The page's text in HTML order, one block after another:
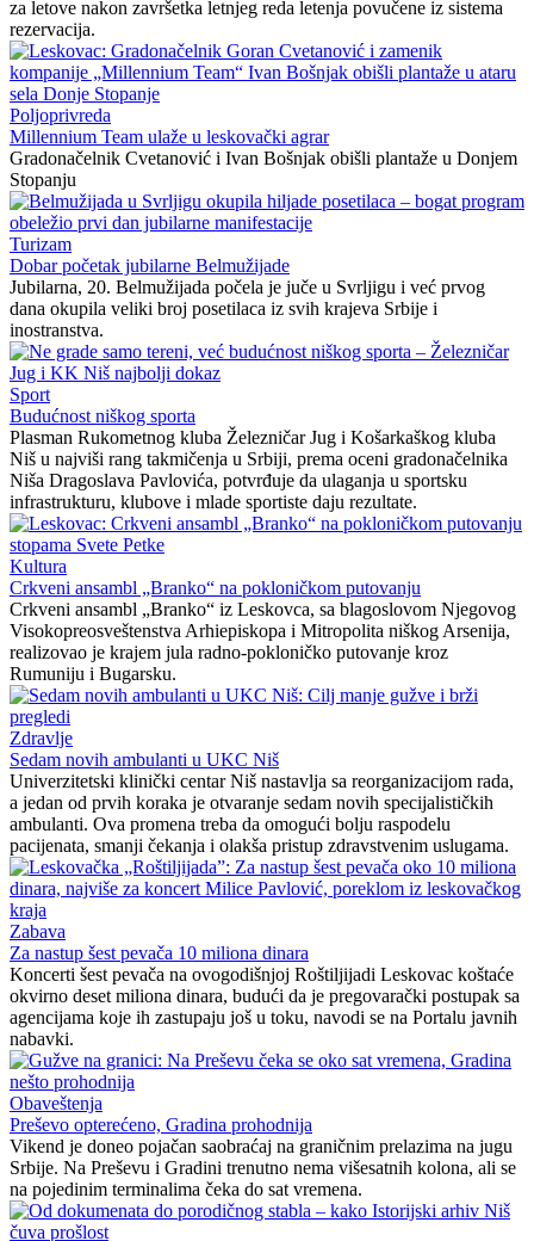
za letove nakon završetka letnjeg reda letenja povučene iz sistema
rezervacija.
Poljoprivreda
Millennium Team ulaže u leskovački agrar
Gradonačelnik Cvetanović i Ivan Bošnjak obišli plantaže u Donjem
Stopanju
Turizam
Dobar početak jubilarne Belmužijade
Jubilarna, 20. Belmužijada počela je juče u Svrljigu i već prvog
dana okupila veliki broj posetilaca iz svih krajeva Srbije i
inostranstva.
Sport
Budućnost niškog sporta
Plasman Rukometnog kluba Železničar Jug i Košarkaškog kluba
Niš u najviši rang takmičenja u Srbiji, prema oceni gradonačelnika
Niša Dragoslava Pavlovića, potvrđuje da ulaganja u sportsku
infrastrukturu, klubove i mlade sportiste daju rezultate.
Kultura
Crkveni ansambl „Branko“ na pokloničkom putovanju
Crkveni ansambl „Branko“ iz Leskovca, sa blagoslovom Njegovog
Visokopreosveštenstva Arhiepiskopa i Mitropolita niškog Arsenija,
realizovao je krajem jula radno-pokloničko putovanje kroz
Rumuniju i Bugarsku.
Zdravlje
Sedam novih ambulanti u UKC Niš
Univerzitetski klinički centar Niš nastavlja sa reorganizacijom rada,
a jedan od prvih koraka je otvaranje sedam novih specijalističkih
ambulanti. Ova promena treba da omogući bolju raspodelu
pacijenata, smanji čekanja i olakša pristup zdravstvenim uslugama.
Zabava
Za nastup šest pevača 10 miliona dinara
Koncerti šest pevača na ovogodišnjoj Roštiljijadi Leskovac koštaće
okvirno deset miliona dinara, budući da je pregovarački postupak sa
agencijama koje ih zastupaju još u toku, navodi se na Portalu javnih
nabavki.
Obaveštenja
Preševo opterećeno, Gradina prohodnija
Vikend je doneo pojačan saobraćaj na graničnim prelazima na jugu
Srbije. Na Preševu i Gradini trenutno nema višesatnih kolona, ali se
na pojedinim terminalima čeka do sat vremena.